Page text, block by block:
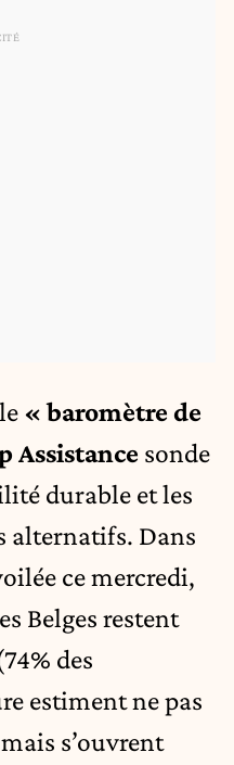
« baromètre de
Assistance sonde
durable et les
alternatifs. Dans
ce mercredi,
Belges restent
des
estiment ne pas
s’ouvrent